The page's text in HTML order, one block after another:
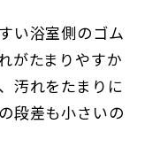
い浴室側のゴム
がたまりやすか
汚れをたまりに
段差も小さいの